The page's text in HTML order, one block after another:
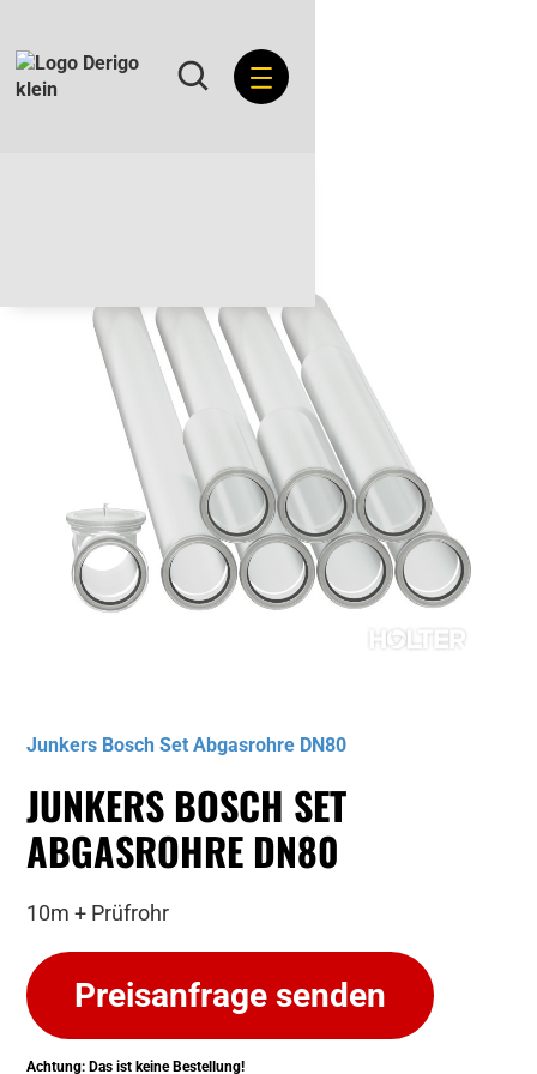
Junkers Bosch Set Abgasrohre DN80
JUNKERS BOSCH SET
ABGASROHRE DN80
10m + Prüfrohr
Preisanfrage senden
Achtung: Das ist keine Bestellung!